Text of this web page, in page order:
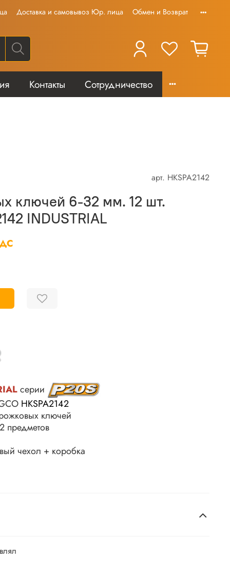
Доставка и самовывоз Юр. лица Обмен и Возврат
Контакты Сотрудничество
арт. HKSPA2142
ключей 6-32 мм. 12 шт.
INDUSTRIAL
серии
HKSPA2142
ключей
предметов
чехол + коробка